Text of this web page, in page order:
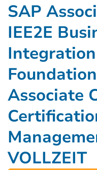
SAP
IEE2E
Associate
VOLLZEIT